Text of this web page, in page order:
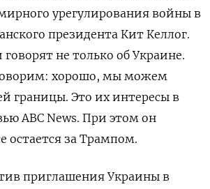
урегулирования войны в
президента Кит Келлог.
не только об Украине.
хорошо, мы можем
границы. Это их интересы в
ABC News. При этом он
остается за Трампом.
приглашения Украины в